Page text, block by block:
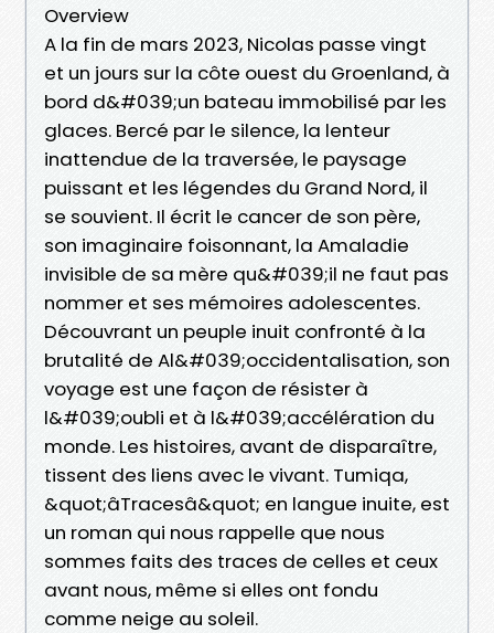
Overview
A la fin de mars 2023, Nicolas passe vingt
et un jours sur la côte ouest du Groenland, à
bord d&#039;un bateau immobilisé par les
glaces. Bercé par le silence, la lenteur
inattendue de la traversée, le paysage
puissant et les légendes du Grand Nord, il
se souvient. Il écrit le cancer de son père,
son imaginaire foisonnant, la A­maladie
invisible de sa mère qu&#039;il ne faut pas
nommer et ses mémoires adolescentes.
Découvrant un peuple inuit confronté à la
brutalité de A­l&#039;occidentalisation, son
voyage est une façon de résister à
l&#039;oubli et à l&#039;accélération du
monde. Les histoires, avant de disparaître,
tissent des liens avec le vivant. Tumiqa,
&quot;âTracesâ&quot; en langue inuite, est
un roman qui nous rappelle que nous
sommes faits des traces de celles et ceux
avant nous, même si elles ont fondu
comme neige au soleil.